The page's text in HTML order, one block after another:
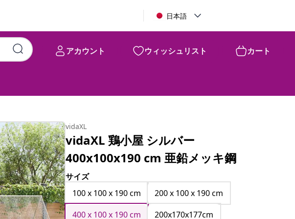
日本語
アカウント ウィッシュリスト カート
vidaXL
vidaXL 鶏小屋 シルバー
400x100x190 cm 亜鉛メッキ鋼
サイズ
100 x 100 x 190 cm
200 x 100 x 190 cm
400 x 100 x 190 cm
200x170x177cm